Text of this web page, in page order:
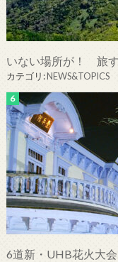
いない場所が！ 旅す
カテゴリ:NEWS&TOPICS
6道新・UHB花火大会